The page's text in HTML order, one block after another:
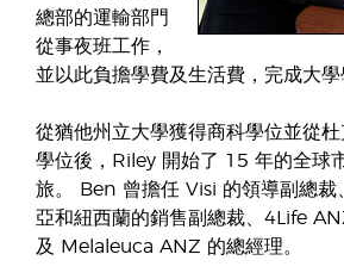
總部的運輸部門
從事夜班工作，
並以此負擔學費及生活費，完成大學
從猶他州立大學獲得商科學位並從
學位後，Riley 開始了 15 年的全球
旅。 Ben 曾擔任 Visi 的領導副總裁
亞和紐西蘭的銷售副總裁、4Life
及 Melaleuca ANZ 的總經理。